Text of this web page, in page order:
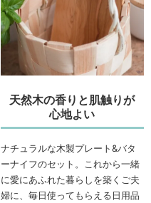
天然木の香りと肌触りが
心地よい
ナチュラルな木製プレート&バタ
ーナイフのセット。これから一緒
に愛にあふれた暮らしを築くご夫
婦に、毎日使ってもらえる日用品